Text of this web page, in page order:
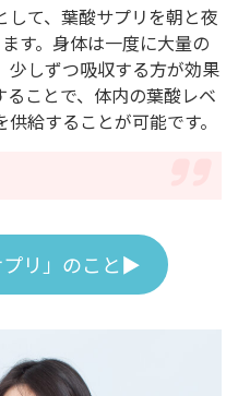
て、葉酸サプリを朝と夜
す。身体は一度に大量の
少しずつ吸収する方が効果
ことで、体内の葉酸レベ
給することが可能です。
プリ」のこと▶